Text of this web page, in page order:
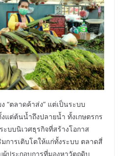
“ตลาดค้าส่ง” แต่เป็นระบบ
แต่ต้นน้ำถึงปลายน้ำ ทั้งเกษตรกร
บบนิเวศธุรกิจที่สร้างโอกาส
การเติบโตให้แก่ทั้งระบบ ตลาดสี่
ผู้ประกอบการที่มองหาวัตถุดิบ